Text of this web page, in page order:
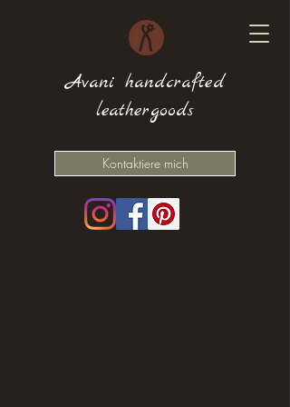
Avani handcrafted
leathergoods
Kontaktiere mich